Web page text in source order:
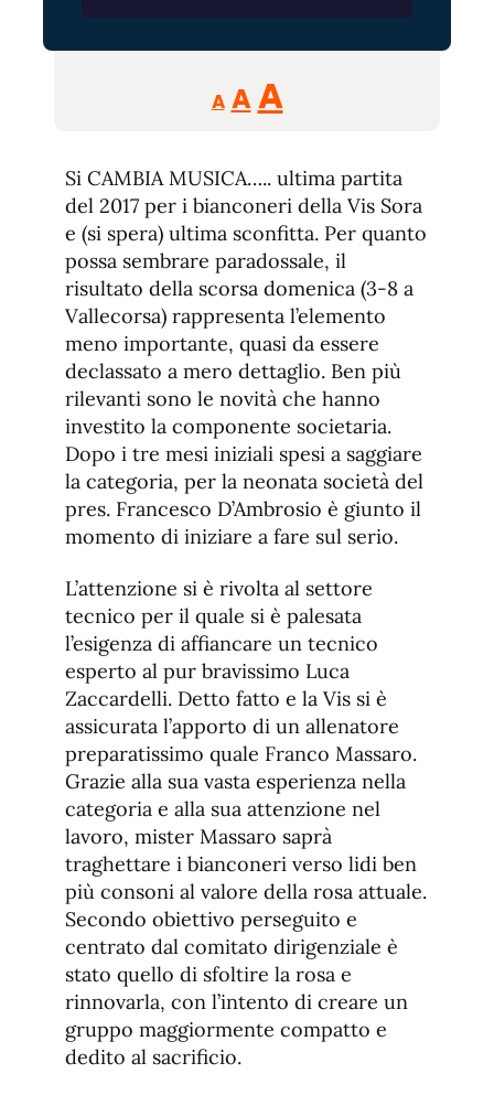
A
Reducir
tamaño
A Restablecer
fuente
AAumentar
de
fuente.
Si CAMBIA MUSICA….. ultima partita
del 2017 per i bianconeri della Vis Sora
e (si spera) ultima sconfitta. Per quanto
possa sembrare paradossale, il
risultato della scorsa domenica (3-8 a
Vallecorsa) rappresenta l’elemento
meno importante, quasi da essere
declassato a mero dettaglio. Ben più
rilevanti sono le novità che hanno
investito la componente societaria.
Dopo i tre mesi iniziali spesi a saggiare
la categoria, per la neonata società del
pres. Francesco D’Ambrosio è giunto il
momento di iniziare a fare sul serio.
L’attenzione si è rivolta al settore
tecnico per il quale si è palesata
l’esigenza di affiancare un tecnico
esperto al pur bravissimo Luca
Zaccardelli. Detto fatto e la Vis si è
assicurata l’apporto di un allenatore
preparatissimo quale Franco Massaro.
Grazie alla sua vasta esperienza nella
categoria e alla sua attenzione nel
lavoro, mister Massaro saprà
traghettare i bianconeri verso lidi ben
più consoni al valore della rosa attuale.
Secondo obiettivo perseguito e
centrato dal comitato dirigenziale è
stato quello di sfoltire la rosa e
rinnovarla, con l’intento di creare un
gruppo maggiormente compatto e
dedito al sacrificio.